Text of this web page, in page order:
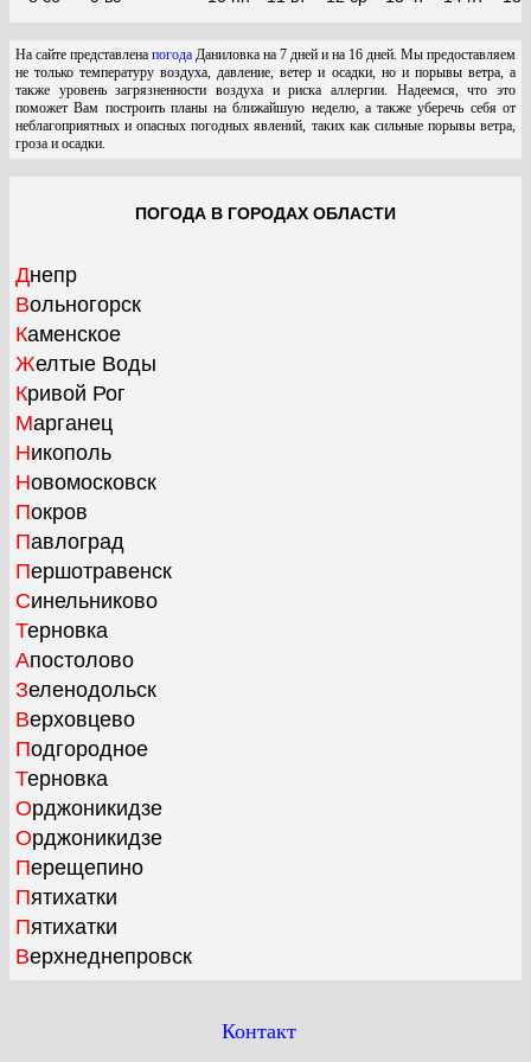
На сайте представлена погода Даниловка на 7 дней и на 16 дней. Мы предоставляем
не только температуру воздуха, давление, ветер и осадки, но и порывы ветра, а
также уровень загрязненности воздуха и риска аллергии. Надеемся, что это
поможет Вам построить планы на ближайшую неделю, а также уберечь себя от
неблагоприятных и опасных погодных явлений, таких как сильные порывы ветра,
гроза и осадки.
ПОГОДА В ГОРОДАХ ОБЛАСТИ
Днепр
Вольногорск
Каменское
Желтые Воды
Кривой Рог
Марганец
Никополь
Новомосковск
Покров
Павлоград
Першотравенск
Синельниково
Терновка
Апостолово
Зеленодольск
Верховцево
Подгородное
Терновка
Орджоникидзе
Орджоникидзе
Перещепино
Пятихатки
Пятихатки
Верхнеднепровск
Контакт